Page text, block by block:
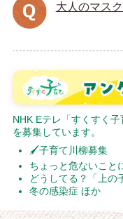
大人のマス
NHK Eテレ「すくすく
を募集しています。
🖌子育て川柳募集
ちょっと危ないこと
どうしてる？「上の
冬の感染症 ほか